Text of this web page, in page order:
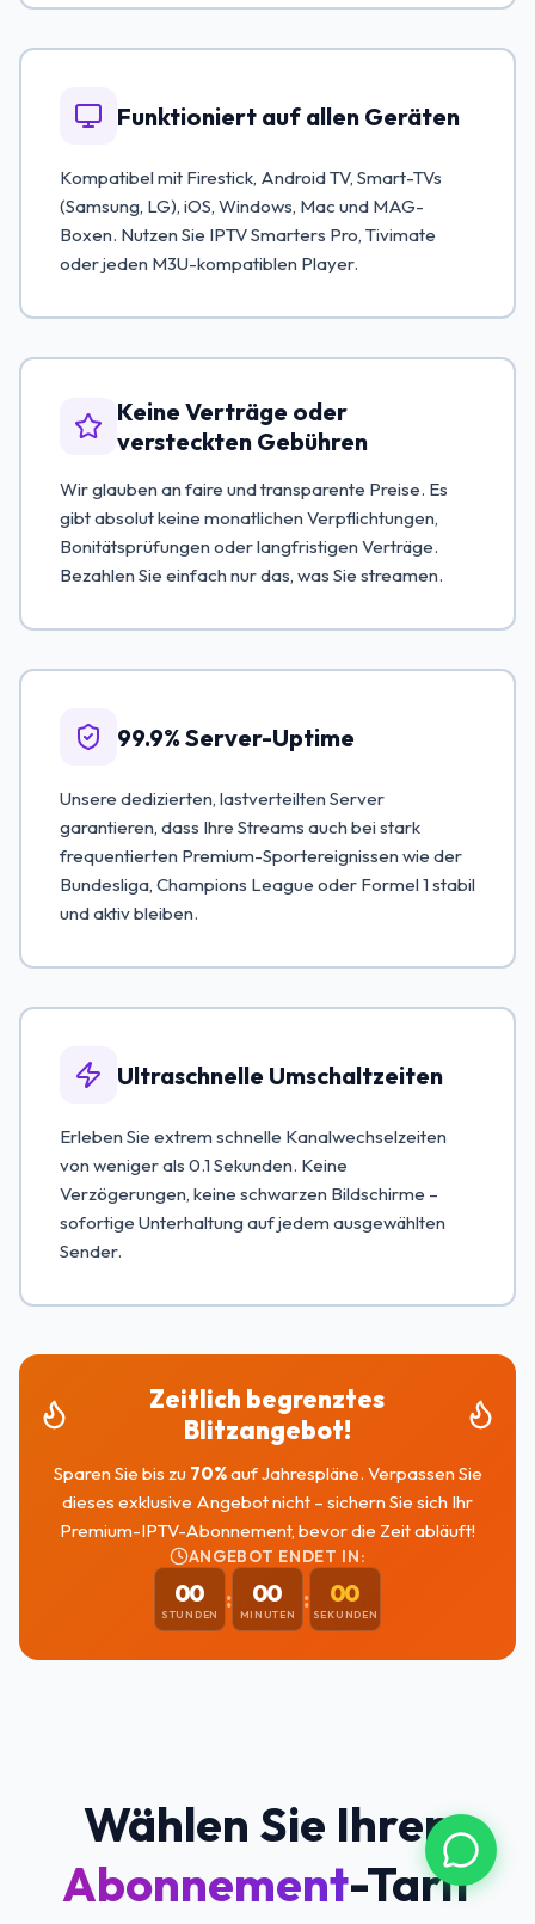
Funktioniert auf allen Geräten
Kompatibel mit Firestick, Android TV, Smart-TVs
(Samsung, LG), iOS, Windows, Mac und MAG-
Boxen. Nutzen Sie IPTV Smarters Pro, Tivimate
oder jeden M3U-kompatiblen Player.
Keine Verträge oder
versteckten Gebühren
Wir glauben an faire und transparente Preise. Es
gibt absolut keine monatlichen Verpflichtungen,
Bonitätsprüfungen oder langfristigen Verträge.
Bezahlen Sie einfach nur das, was Sie streamen.
99.9% Server-Uptime
Unsere dedizierten, lastverteilten Server
garantieren, dass Ihre Streams auch bei stark
frequentierten Premium-Sportereignissen wie der
Bundesliga, Champions League oder Formel 1 stabil
und aktiv bleiben.
Ultraschnelle Umschaltzeiten
Erleben Sie extrem schnelle Kanalwechselzeiten
von weniger als 0.1 Sekunden. Keine
Verzögerungen, keine schwarzen Bildschirme –
sofortige Unterhaltung auf jedem ausgewählten
Sender.
Zeitlich begrenztes
Blitzangebot!
Sparen Sie bis zu 70%auf Jahrespläne. Verpassen Sie
dieses exklusive Angebot nicht – sichern Sie sich Ihr
Premium-IPTV-Abonnement, bevor die Zeit abläuft!
ANGEBOT ENDET IN:
00
STUNDEN
: 00
MINUTEN
: 00
SEKUNDEN
Wählen Sie Ihren
Abonnement-Tarif